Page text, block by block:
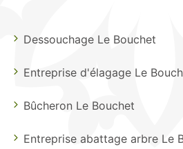
Dessouchage Le Bouchet
Entreprise d'élagage Le
Bûcheron Le Bouchet
Entreprise abattage arbre Le